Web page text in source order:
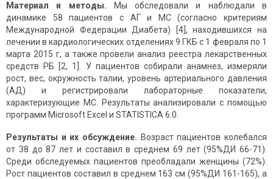
Материал и методы.
Мы обследовали и наблюдали в
динамике 58 пациентов с АГ и МС (согласно критериям
Международной Федерации Диабета) [4], находившихся на
лечении в кардиологических отделениях 9 ГКБ с 1 февраля по 1
марта 2015 г, а также провели анализ реестра лекарственных
средств РБ [2, 1]. У пациентов собирали анамнез, измеряли
рост, вес, окружность талии, уровень артериального давления
(АД) и регистрировали лабораторные показатели,
характеризующие МС. Результаты анализировали с помощью
программ Microsoft Excel и STATISTICA 6.0.
Результаты и их обсуждение. Возраст пациентов колебался
от 38 до 87 лет и составил в среднем 69 лет (95%ДИ 66-71).
Среди обследуемых пациентов преобладали женщины (72%).
Рост пациентов составил в среднем 163 см (95%ДИ 161-165), а